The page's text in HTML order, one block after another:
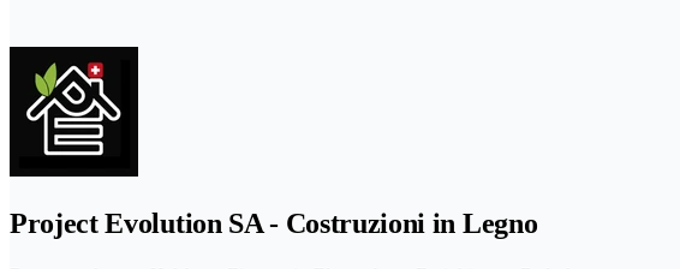
Project Evolution SA - Costruzioni in Legno